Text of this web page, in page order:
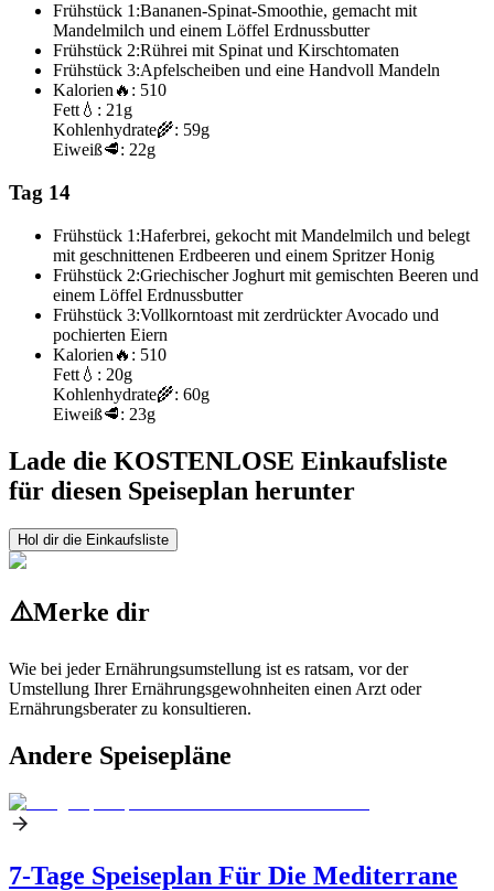
Frühstück 1:Bananen-Spinat-Smoothie, gemacht mit
Mandelmilch und einem Löffel Erdnussbutter
Frühstück 2:Rührei mit Spinat und Kirschtomaten
Frühstück 3:Apfelscheiben und eine Handvoll Mandeln
Kalorien 🔥: 510
Fett 💧: 21g
Kohlenhydrate🌾: 59g
Eiweiß🥩: 22g
Tag 14
Frühstück 1:Haferbrei, gekocht mit Mandelmilch und belegt
mit geschnittenen Erdbeeren und einem Spritzer Honig
Frühstück 2:Griechischer Joghurt mit gemischten Beeren und
einem Löffel Erdnussbutter
Frühstück 3:Vollkorntoast mit zerdrückter Avocado und
pochierten Eiern
Kalorien 🔥: 510
Fett 💧: 20g
Kohlenhydrate🌾: 60g
Eiweiß🥩: 23g
Lade die KOSTENLOSE Einkaufsliste
für diesen Speiseplan herunter
Hol dir die Einkaufsliste
⚠️Merke dir
Wie bei jeder Ernährungsumstellung ist es ratsam, vor der
Umstellung Ihrer Ernährungsgewohnheiten einen Arzt oder
Ernährungsberater zu konsultieren.
Andere Speisepläne
7-Tage Speiseplan Für Die Mediterrane